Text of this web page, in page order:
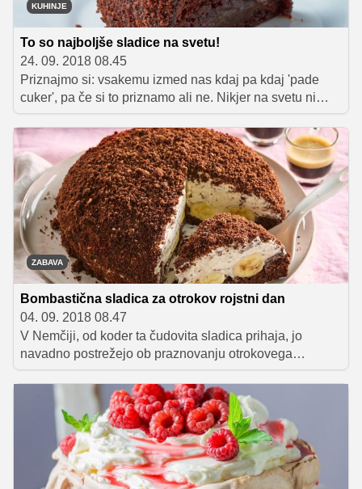
KUHINJE
To so najboljše sladice na svetu!
24. 09. 2018 08.45
Priznajmo si: vsakemu izmed nas kdaj pa kdaj 'pade
cuker', pa če si to priznamo ali ne. Nikjer na svetu ni
človeka, ki ga vsake toliko ne bi premamila želja po
sladkem, zato se vsaka kuhinja na tem planetu lahko
pohvali s kakšno imenitno sladico. Da se ne boste
vedno mastili samo s slovenskimi štrudli, gibanicami in
poticami, smo pripravili seznam 10 najbolj znanih sladic
sveta, ki jih je vsekakor vredno poskusiti in jih ne glede
na tuje poreklo lahko pripravite kar v domači kuhinji.
ZABAVA
Bombastična sladica za otrokov rojstni dan
04. 09. 2018 08.47
V Nemčiji, od koder ta čudovita sladica prihaja, jo
navadno postrežejo ob praznovanju otrokovega
rojstnega dne. Mali sladkosnedi jo naravnost obožujejo,
navdušeni pa so tudi nad njenim videzom, ki spominja
na veliko krtino. Mi smo jo poimenovali kar krtova torta,
vi pa jo lahko poimenujete tudi kako drugače.